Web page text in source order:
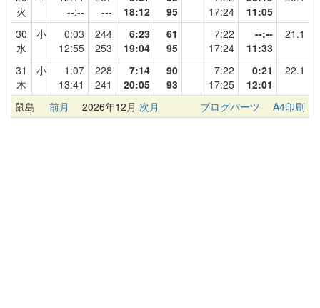
火
--:--
---
18:12
95
17:24
11:05
30
水
小
0:03
12:55
244
253
6:23
19:04
61
95
7:22
17:24
--:--
11:33
21.1
31
木
小
1:07
13:41
228
241
7:14
20:05
90
93
7:22
17:25
0:21
12:01
22.1
鼠島 前月 2026年12月 次月 ブログパーツ A4印刷